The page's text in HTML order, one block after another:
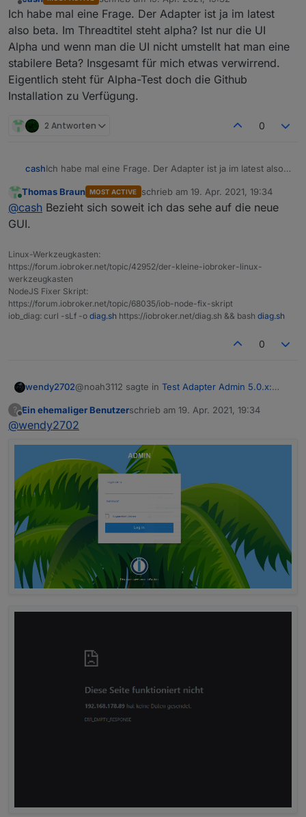
Offline zuletzt editiert von
Ich habe mal eine Frage. Der Adapter ist ja im latest
also beta. Im Threadtitel steht alpha? Ist nur die UI
Alpha und wenn man die UI nicht umstellt hat man eine
stabilere Beta? Insgesamt für mich etwas verwirrend.
Eigentlich steht für Alpha-Test doch die Github
Installation zu Verfügung.
2 Antworten 0
cashIch habe mal eine Frage. Der Adapter ist ja im latest also
wenn man die UI nicht umstellt hat man eine stabilere
Beta? Insgesamt für mich etwas verwirrend. Eigentlich
Online
Thomas Braun MOST ACTIVE schrieb am 19. Apr. 2021, 19:34
zuletzt editiert von
@cash Bezieht sich soweit ich das sehe auf die neue
GUI.
Linux-Werkzeugkasten:
https://forum.iobroker.net/topic/42952/der-kleine-iobroker-linux-
werkzeugkasten
NodeJS Fixer Skript:
https://forum.iobroker.net/topic/68035/iob-node-fix-skript
iob_diag: curl -sLf -o diag.sh https://iobroker.net/diag.sh && bash diag.sh
0
wendy2702@noah3112 sagte in Test Adapter Admin 5.0.x:
Die offenen Fragen zu beantworten.
?
Offline
Ein ehemaliger Benutzerschrieb am 19. Apr. 2021, 19:34
zuletzt editiert von
@wendy2702